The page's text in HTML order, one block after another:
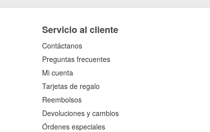
Servicio al cliente
Contáctanos
Preguntas frecuentes
Mi cuenta
Tarjetas de regalo
Reembolsos
Devoluciones y cambios
Órdenes especiales